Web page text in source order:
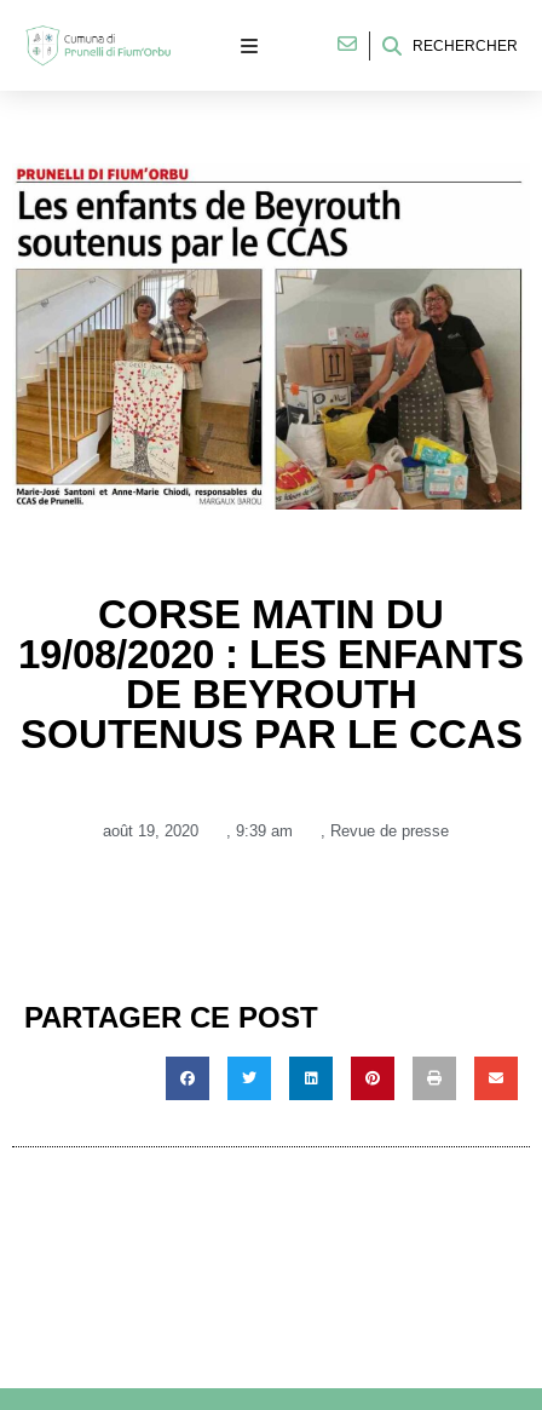
RECHERCHER
CORSE MATIN DU
19/08/2020 : LES ENFANTS
DE BEYROUTH
SOUTENUS PAR LE CCAS
août 19, 2020 9:39 am Revue de presse
PARTAGER CE POST